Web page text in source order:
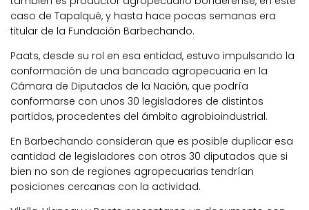
caso de Tapalqué, y hasta hace pocas semanas era
titular de la Fundación Barbechando.
Paats, desde su rol en esa entidad, estuvo impulsando la
conformación de una bancada agropecuaria en la
Cámara de Diputados de la Nación, que podría
conformarse con unos 30 legisladores de distintos
partidos, procedentes del ámbito agrobioindustrial.
En Barbechando consideran que es posible duplicar esa
cantidad de legisladores con otros 30 diputados que si
bien no son de regiones agropecuarias tendrían
posiciones cercanas con la actividad.